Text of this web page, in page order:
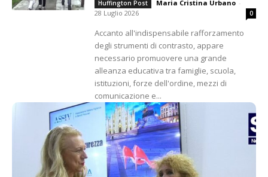
Huffington Post Maria Cristina Urbano -
28 Luglio 2026
0
Accanto all'indispensabile rafforzamento
degli strumenti di contrasto, appare
necessario promuovere una grande
alleanza educativa tra famiglie, scuola,
istituzioni, forze dell'ordine, mezzi di
comunicazione e...